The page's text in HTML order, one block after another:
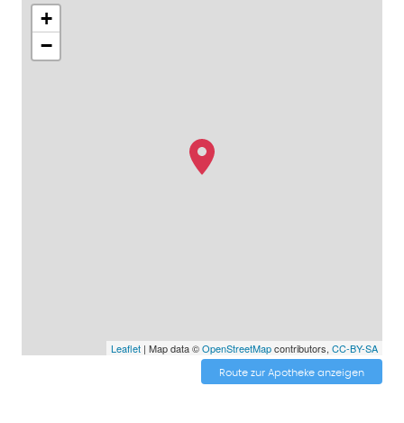
+
−
Leaflet| Map data ©OpenStreetMapcontributors, CC-BY-SA
Route zur Apotheke anzeigen